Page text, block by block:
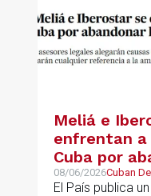
Meliá e
enfrentan a
Cuba por
gestión de
08/06/2026Cuban
El País publica